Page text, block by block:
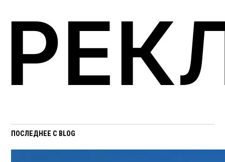
ПОСЛЕДНЕЕ С BLOG